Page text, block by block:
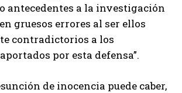
antecedentes a la investigación
gruesos errores al ser ellos
contradictorios a los
por esta defensa”.
de inocencia puede caber,